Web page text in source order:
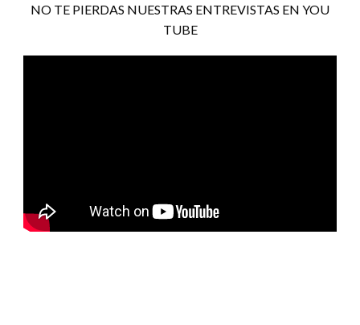
NO TE PIERDAS NUESTRAS ENTREVISTAS EN YOU
TUBE